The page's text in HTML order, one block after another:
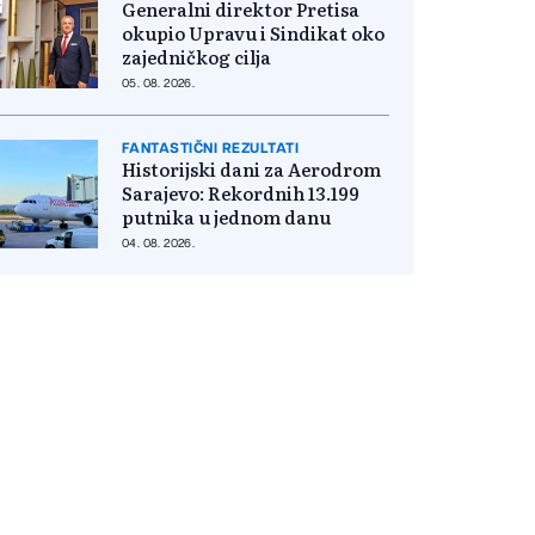
Generalni direktor Pretisa
okupio Upravu i Sindikat oko
zajedničkog cilja
05. 08. 2026.
FANTASTIČNI REZULTATI
Historijski dani za Aerodrom
Sarajevo: Rekordnih 13.199
putnika u jednom danu
04. 08. 2026.